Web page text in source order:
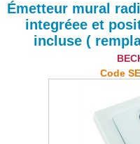
Émetteur mural
integréee et
incluse (
Code